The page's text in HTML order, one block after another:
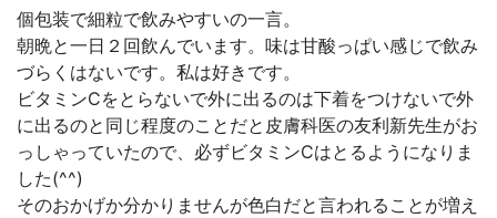
個包装で細粒で飲みやすいの一言。
朝晩と一日２回飲んでいます。味は甘酸っぱい感じで飲み
づらくはないです。私は好きです。
ビタミンCをとらないで外に出るのは下着をつけないで外
に出るのと同じ程度のことだと皮膚科医の友利新先生がお
っしゃっていたので、必ずビタミンCはとるようになりま
した(^^)
そのおかげか分かりませんが色白だと言われることが増え